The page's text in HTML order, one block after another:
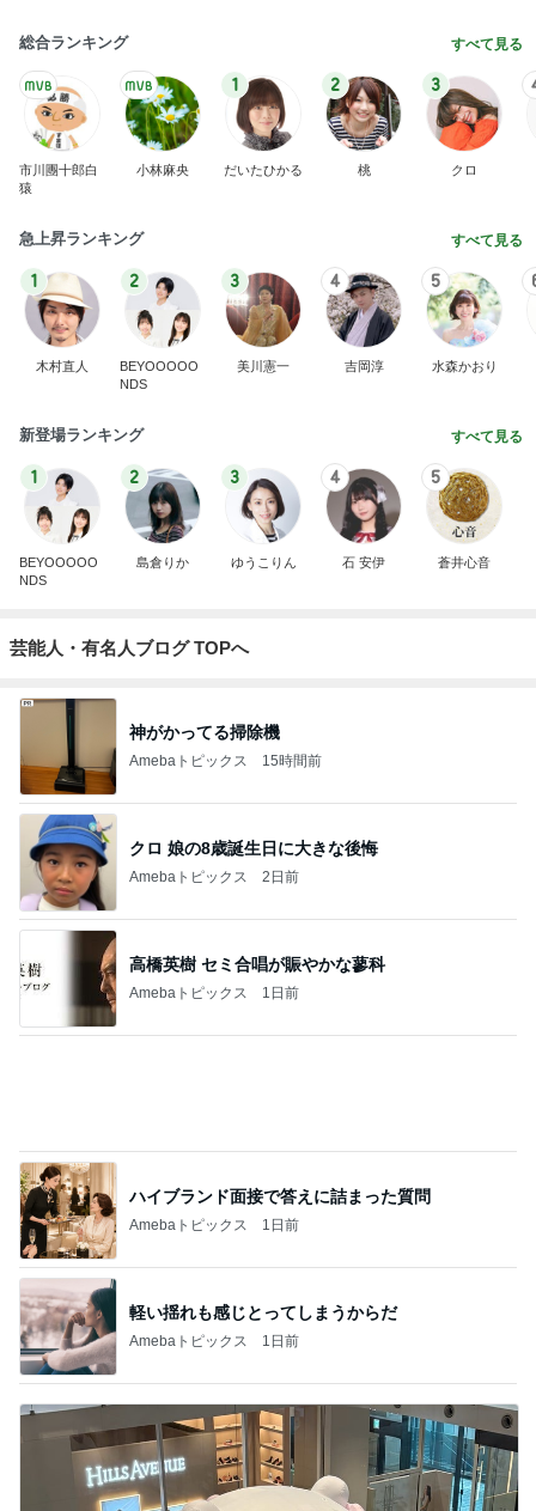
総合ランキング すべて見る
市川團十郎白
猿
小林麻央
1
だいたひかる
2
桃
3
クロ
急上昇ランキング すべて見る
1
木村直人
2
BEYOOOOO
NDS
3
美川憲一
4
吉岡淳
5
水森かおり
新登場ランキング すべて見る
1
BEYOOOOO
NDS
2
島倉りか
3
ゆうこりん
4
石 安伊
5
蒼井心音
芸能人・有名人ブログ TOPへ
神がかってる掃除機
Amebaトピックス 15時間前
クロ 娘の8歳誕生日に大きな後悔
Amebaトピックス 2日前
高橋英樹 セミ合唱が賑やかな蓼科
Amebaトピックス 1日前
軽い揺れも感じとってしまうからだ
Amebaトピックス 1日前